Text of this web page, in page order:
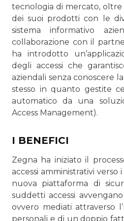
tecnologia di mercato, oltre
dei suoi prodotti con le
sistema informativo
collaborazione con il
ha introdotto
degli accessi che
aziendali senza conoscere
stesso in quanto gestite
automatico da una
Access Management).
I BENEFICI
Zegna ha iniziato il
accessi am­ministrativi verso
nuova piattaforma di
suddetti accessi
ovvero mediati attraverso
personali e di un doppio